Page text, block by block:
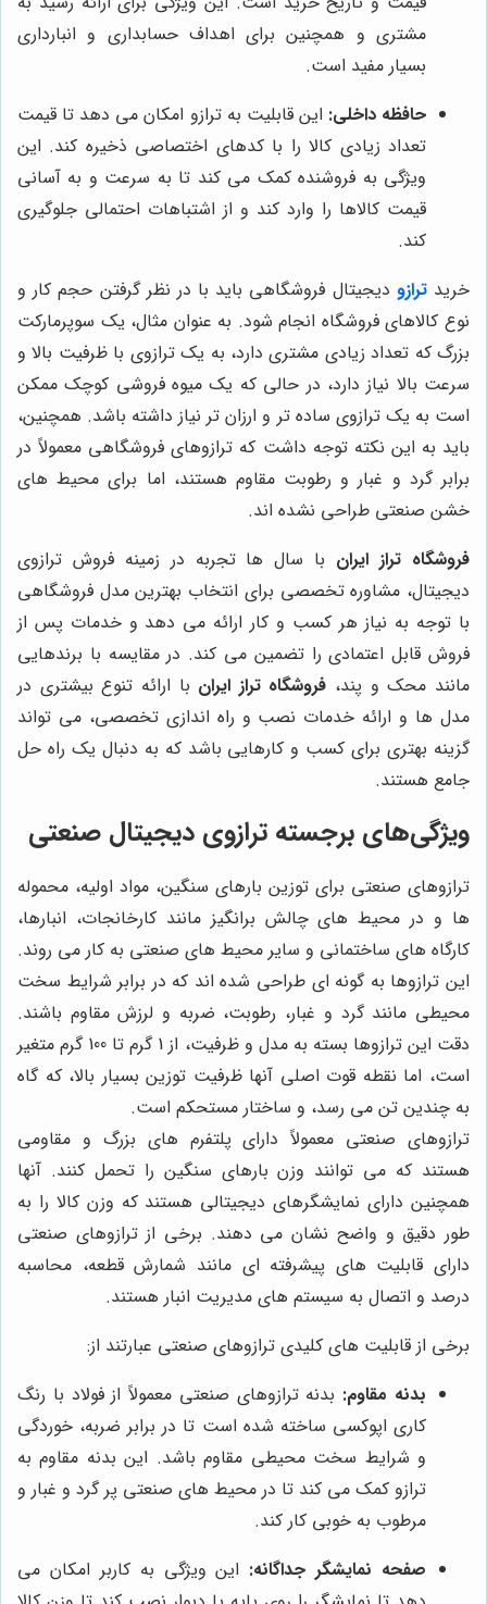
مشتری و همچنین برای اهداف حسابداری و انبارداری
بسیار مفید است.
حافظه داخلی: این قابلیت به ترازو امکان می دهد تا قیمت
تعداد زیادی کالا را با کدهای اختصاصی ذخیره کند. این
ویژگی به فروشنده کمک می کند تا به سرعت و به آسانی
قیمت کالاها را وارد کند و از اشتباهات احتمالی جلوگیری
کند.
خریدترازو دیجیتال فروشگاهی باید با در نظر گرفتن حجم کار و
نوع کالاهای فروشگاه انجام شود. به عنوان مثال، یک سوپرمارکت
بزرگ که تعداد زیادی مشتری دارد، به یک ترازوی با ظرفیت بالا و
سرعت بالا نیاز دارد، در حالی که یک میوه فروشی کوچک ممکن
است به یک ترازوی ساده تر و ارزان تر نیاز داشته باشد. همچنین،
باید به این نکته توجه داشت که ترازوهای فروشگاهی معمولاً در
برابر گرد و غبار و رطوبت مقاوم هستند، اما برای محیط های
خشن صنعتی طراحی نشده اند.
فروشگاه تراز ایران با سال ها تجربه در زمینه فروش ترازوی
دیجیتال، مشاوره تخصصی برای انتخاب بهترین مدل فروشگاهی
با توجه به نیاز هر کسب و کار ارائه می دهد و خدمات پس از
فروش قابل اعتمادی را تضمین می کند. در مقایسه با برندهایی
مانند محک و پند، فروشگاه تراز ایران با ارائه تنوع بیشتری در
مدل ها و ارائه خدمات نصب و راه اندازی تخصصی، می تواند
گزینه بهتری برای کسب و کارهایی باشد که به دنبال یک راه حل
جامع هستند.
ویژگی‌های برجسته ترازوی دیجیتال صنعتی
ترازوهای صنعتی برای توزین بارهای سنگین، مواد اولیه، محموله
ها و در محیط های چالش برانگیز مانند کارخانجات، انبارها،
کارگاه های ساختمانی و سایر محیط های صنعتی به کار می روند.
این ترازوها به گونه ای طراحی شده اند که در برابر شرایط سخت
محیطی مانند گرد و غبار، رطوبت، ضربه و لرزش مقاوم باشند.
دقت این ترازوها بسته به مدل و ظرفیت، از 1 گرم تا 100 گرم متغیر
است، اما نقطه قوت اصلی آنها ظرفیت توزین بسیار بالا، که گاه
به چندین تن می رسد، و ساختار مستحکم است.
ترازوهای صنعتی معمولاً دارای پلتفرم های بزرگ و مقاومی
هستند که می توانند وزن بارهای سنگین را تحمل کنند. آنها
همچنین دارای نمایشگرهای دیجیتالی هستند که وزن کالا را به
طور دقیق و واضح نشان می دهند. برخی از ترازوهای صنعتی
دارای قابلیت های پیشرفته ای مانند شمارش قطعه، محاسبه
درصد و اتصال به سیستم های مدیریت انبار هستند.
برخی از قابلیت های کلیدی ترازوهای صنعتی عبارتند از:
بدنه مقاوم: بدنه ترازوهای صنعتی معمولاً از فولاد با رنگ
کاری اپوکسی ساخته شده است تا در برابر ضربه، خوردگی
و شرایط سخت محیطی مقاوم باشد. این بدنه مقاوم به
ترازو کمک می کند تا در محیط های صنعتی پر گرد و غبار و
مرطوب به خوبی کار کند.
صفحه نمایشگر جداگانه: این ویژگی به کاربر امکان می